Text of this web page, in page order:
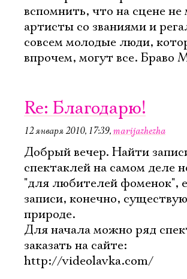
вспомнить, что на сцене
артисты со званиями и
совсем молодые люди,
впрочем, могут все. Браво
Re: Благодарю!
12 января 2010, 17:39,marijazhezha
Добрый вечер. Найти
спектаклей на самом деле
"для любителей фоменок",
записи, конечно,
природе.
Для начала можно ряд
заказать на сайте:
http://videolavka.com/